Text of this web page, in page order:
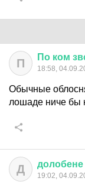
П По ком
18:58,
Обычные
лошаде ниче бы
Д долобене
19:02,